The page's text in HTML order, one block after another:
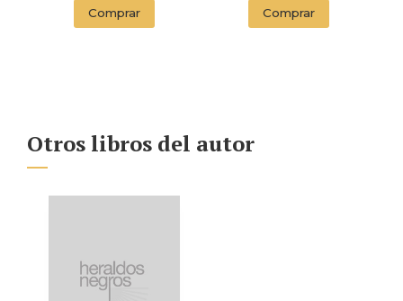
Comprar Comprar
Otros libros del autor